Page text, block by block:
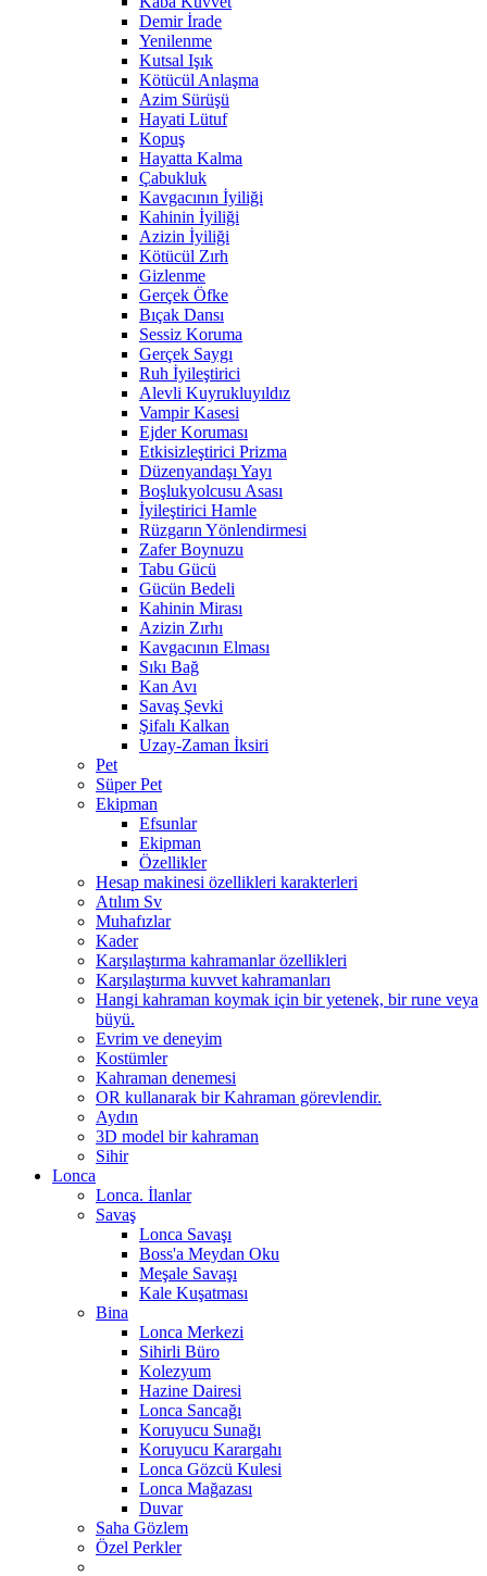
Demir İrade
Yenilenme
Kutsal Işık
Kötücül Anlaşma
Azim Sürüşü
Hayati Lütuf
Kopuş
Hayatta Kalma
Çabukluk
Kavgacının İyiliği
Kahinin İyiliği
Azizin İyiliği
Kötücül Zırh
Gizlenme
Gerçek Öfke
Bıçak Dansı
Sessiz Koruma
Gerçek Saygı
Ruh İyileştirici
Alevli Kuyrukluyıldız
Vampir Kasesi
Ejder Koruması
Etkisizleştirici Prizma
Düzenyandaşı Yayı
Boşlukyolcusu Asası
İyileştirici Hamle
Rüzgarın Yönlendirmesi
Zafer Boynuzu
Tabu Gücü
Gücün Bedeli
Kahinin Mirası
Azizin Zırhı
Kavgacının Elması
Sıkı Bağ
Kan Avı
Savaş Şevki
Şifalı Kalkan
Uzay-Zaman İksiri
Pet
Süper Pet
Ekipman
Efsunlar
Ekipman
Özellikler
Hesap makinesi özellikleri karakterleri
Atılım Sv
Muhafızlar
Kader
Karşılaştırma kahramanlar özellikleri
Karşılaştırma kuvvet kahramanları
Hangi kahraman koymak için bir yetenek, bir rune veya
büyü.
Evrim ve deneyim
Kostümler
Kahraman denemesi
OR kullanarak bir Kahraman görevlendir.
Aydın
3D model bir kahraman
Sihir
Lonca
Lonca. İlanlar
Savaş
Lonca Savaşı
Boss'a Meydan Oku
Meşale Savaşı
Kale Kuşatması
Bina
Lonca Merkezi
Sihirli Büro
Kolezyum
Hazine Dairesi
Lonca Sancağı
Koruyucu Sunağı
Koruyucu Karargahı
Lonca Gözcü Kulesi
Lonca Mağazası
Duvar
Saha Gözlem
Özel Perkler